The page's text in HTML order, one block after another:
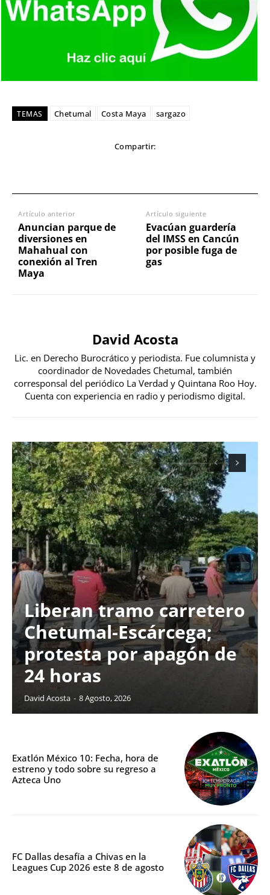
TEMAS Chetumal Costa Maya sargazo
Compartir:
Artículo anterior
Anuncian parque de
diversiones en
Mahahual con
conexión al Tren
Maya
Artículo siguiente
Evacúan guardería
del IMSS en Cancún
por posible fuga de
gas
David Acosta
Lic. en Derecho Burocrático y periodista. Fue columnista y
coordinador de Novedades Chetumal, también
corresponsal del periódico La Verdad y Quintana Roo Hoy.
Cuenta con experiencia en radio y periodismo digital.
Liberan tramo carretero
Chetumal-Escárcega;
protesta por apagón de
24 horas
David Acosta - 8 Agosto, 2026
Exatlón México 10: Fecha, hora de
estreno y todo sobre su regreso a
Azteca Uno
FC Dallas desafía a Chivas en la
Leagues Cup 2026 este 8 de agosto